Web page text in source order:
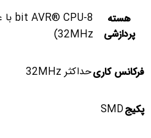
هسته
پردازشی
32MHz)
فرکانس کاریحداکثر 32MHz
پکیجSMD